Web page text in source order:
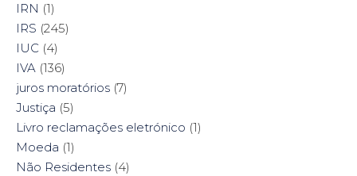
IRN (1)
IRS (245)
IUC (4)
IVA (136)
juros moratórios (7)
Justiça (5)
Livro reclamações eletrónico (1)
Moeda (1)
Não Residentes (4)